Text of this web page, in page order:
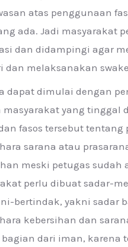
atas penggunaan
ada. Jadi masyarakat
dan didampingi agar
dan melaksanakan
dapat dimulai dengan
masyarakat yang tinggal
fasos tersebut tentang
sarana atau
meski petugas sudah
perlu dibuat sadar-
bertindak, yakni sadar
kebersihan dan
dari iman, karena